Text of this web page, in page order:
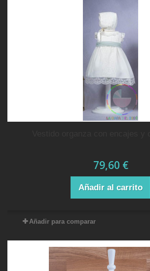
79,60 €
Añadir al carrito
Añadir para comparar